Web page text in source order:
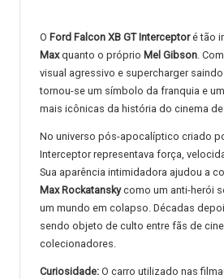
O Ford Falcon XB GT Interceptoré tão
Maxquanto o próprio Mel Gibson.
visual agressivo e supercharger
tornou-se um símbolo da franquia e
mais icônicas da história do cinema
No universo pós-apocalíptico criado
Interceptor representava força,
Sua aparência intimidadora ajudou a
Max Rockatanskycomo um anti-herói
um mundo em colapso. Décadas
sendo objeto de culto entre fãs de
colecionadores.
Curiosidade: O carro utilizado nas